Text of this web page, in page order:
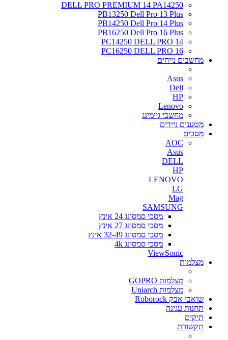
DELL PRO PREMIUM 14 PA14250
PB13250 Dell Pro 13 Plus
PB14250 Dell Pro 14 Plus
PB16250 Dell Pro 16 Plus
PC14250 DELL PRO 14
PC16250 DELL PRO 16
מחשבים נייחים
Asus
Dell
HP
Lenovo
מחשבי גיימינג
מטענים ניידים
מסכים
AOC
Asus
DELL
HP
LENOVO
LG
Mag
SAMSUNG
מסכי סמסונג 24 אינץ
מסכי סמסונג 27 אינץ
מסכי סמסונג 32-49 אינץ
מסכי סמסונג 4k
ViewSonic
מצלמות
מצלמות GOPRO
מצלמות Uniarch
שואבי אבק Roborock
תחנות עגינה
תיקים
תקשורת